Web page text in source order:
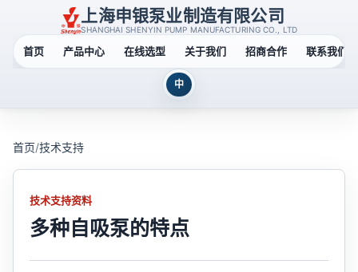
上海申银泵业制造有限公司
SHANGHAI SHENYIN PUMP MANUFACTURING CO., LTD
首页 产品中心 在线选型 关于我们 招商合作 联系我们
中
首页/技术支持
技术支持资料
多种自吸泵的特点